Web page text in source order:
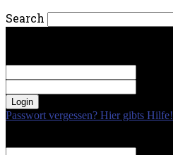
Search
Passwort vergessen? Hier gibts Hilfe!